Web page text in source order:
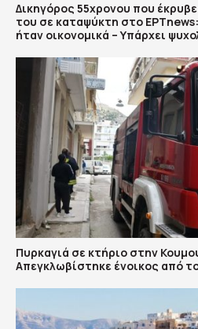
Δικηγόρος 55χρονου που
του σε καταψύκτη στο
ήταν οικονομικά – Υπάρχει
Πυρκαγιά σε κτήριο στην
Απεγκλωβίστηκε ένοικος από